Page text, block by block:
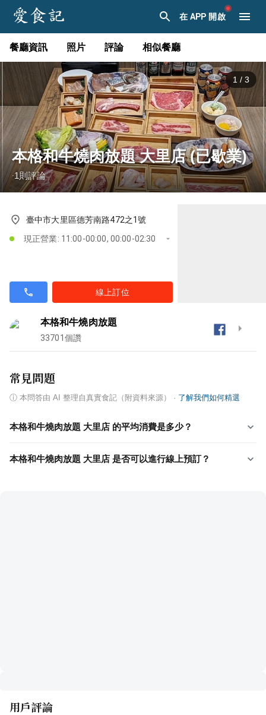
在 APP 開啟
餐廳資訊 照片 評論 相似餐廳
1 / 3
本格和牛燒肉放題 大里店 (已歇業)
·1則評論
臺中市大里區德芳南路472之1號
現正營業: 11:00-00:00, 00:00-02:30
線上訂位
本格和牛燒肉放題
33701 個讚
常見問題
ⓘ 本問答由 AI 整理自真實食記（附資料來源） · 了解我們如何精選
本格和牛燒肉放題 大里店 的平均消費是多少？
本格和牛燒肉放題 大里店 是否可以進行線上預訂？
用戶評論